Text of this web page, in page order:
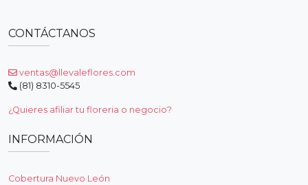
CONTÁCTANOS
ventas@llevaleflores.com
(81) 8310-5545
¿Quieres afiliar tu floreria o negocio?
INFORMACIÓN
Cobertura Nuevo León